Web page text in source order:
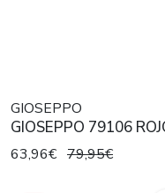
GIOSEPPO
GIOSEPPO 79106
63,96€ 79,95€